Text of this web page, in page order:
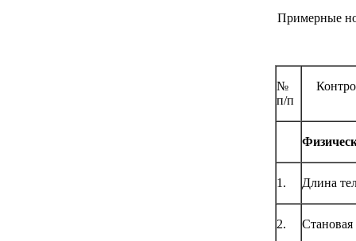
Примерные
№
п/п
1. Длина
2. Становая